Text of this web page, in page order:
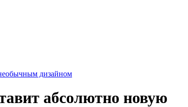
дизайном
абсолютно новую